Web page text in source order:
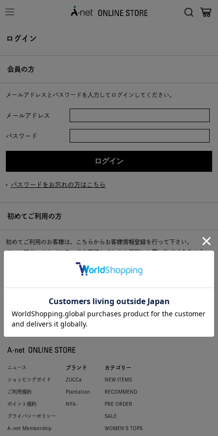
ログイン
会員の方
メールアドレスとパスワードを入力してログインしてください。
メールアドレス
パスワード
パスワードをお忘れの方はこちら
初めてご利用の方
初めてご利用のお客様は、こちらからお客様情報登録を行って下さい。
メールアドレスとパスワードを登録しておくと便利にお買い物ができるように
ニュース
ショッピングガイド
ご利用規約
ポイント規約
プライバシーポリシー
A-net Membership
ブランド
ZUCCa
Plantation
NYA-
カテゴリー
NEW ITEMS
RECOMMEND
PRE ORDER
SALE
WOMEN'S TOPS